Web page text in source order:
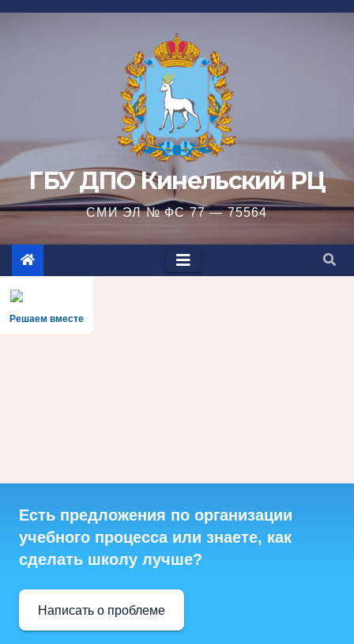
Перейти
ГБУ ДПО Кинельский РЦ
СМИ ЭЛ № ФС 77 — 75564
Решаем вместе
Есть предложения по организации
учебного процесса или знаете, как
сделать школу лучше?
Написать о проблеме